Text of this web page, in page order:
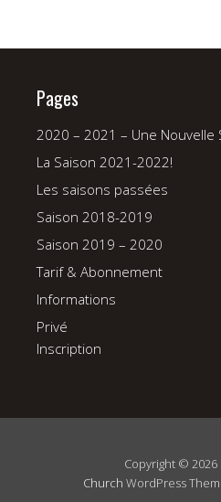
Pages
2020 – 2021 – Une Nouvelle
La Saison 2021-2022!
Les saisons passées
Saison 2018-2019
Saison 2019 – 2020
Tarif & Abonnement
Informations
Privé
Inscription
Copyright © 2026
Church WordPress